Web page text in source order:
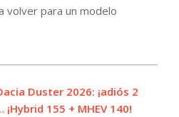
volver para un modelo
Duster 2026: ¡adiós 2
155 + MHEV 140!